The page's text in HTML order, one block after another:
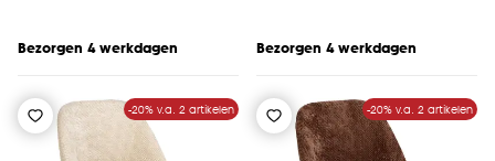
Bezorgen 4 werkdagen Bezorgen 4 werkdagen
-20% v.a. 2 artikelen -20% v.a. 2 artikelen